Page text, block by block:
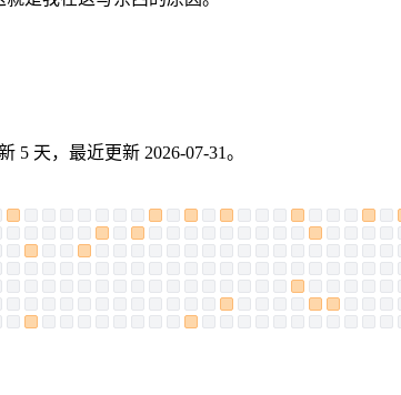
5 天，最近更新 2026-07-31。